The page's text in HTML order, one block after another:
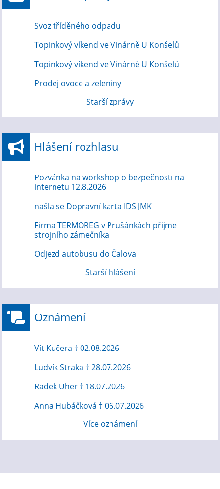
Svoz tříděného odpadu
Topinkový víkend ve Vinárně U Konšelů
Topinkový víkend ve Vinárně U Konšelů
Prodej ovoce a zeleniny
Starší zprávy
Hlášení rozhlasu
Pozvánka na workshop o bezpečnosti na
internetu 12.8.2026
našla se Dopravní karta IDS JMK
Firma TERMOREG v Prušánkách přijme
strojního zámečníka
Odjezd autobusu do Čalova
Starší hlášení
Oznámení
Vít Kučera † 02.08.2026
Ludvík Straka † 28.07.2026
Radek Uher † 18.07.2026
Anna Hubáčková † 06.07.2026
Více oznámení